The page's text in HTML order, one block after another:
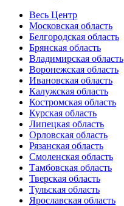
Весь Центр
Московская область
Белгородская область
Брянская область
Владимирская область
Воронежская область
Ивановская область
Калужская область
Костромская область
Курская область
Липецкая область
Орловская область
Рязанская область
Смоленская область
Тамбовская область
Тверская область
Тульская область
Ярославская область